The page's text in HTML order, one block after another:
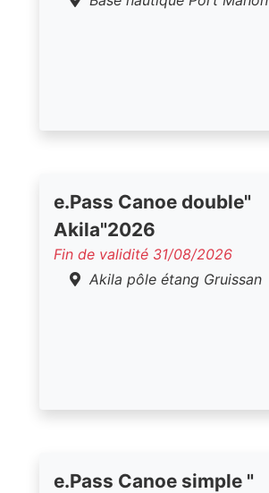
e.Pass Canoe double"
Akila"2026
Fin de validité 31/08/2026
Akila pôle étang Gruissan
e.Pass Canoe simple "